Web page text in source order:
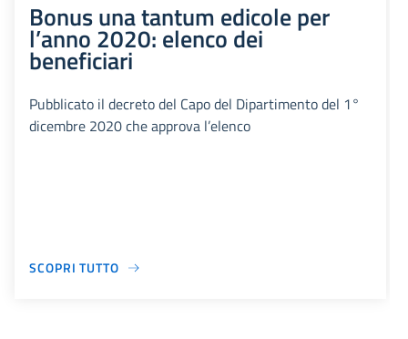
Bonus una tantum edicole per
l’anno 2020: elenco dei
beneficiari
Pubblicato il decreto del Capo del Dipartimento del 1°
dicembre 2020 che approva l’elenco
SCOPRI TUTTO